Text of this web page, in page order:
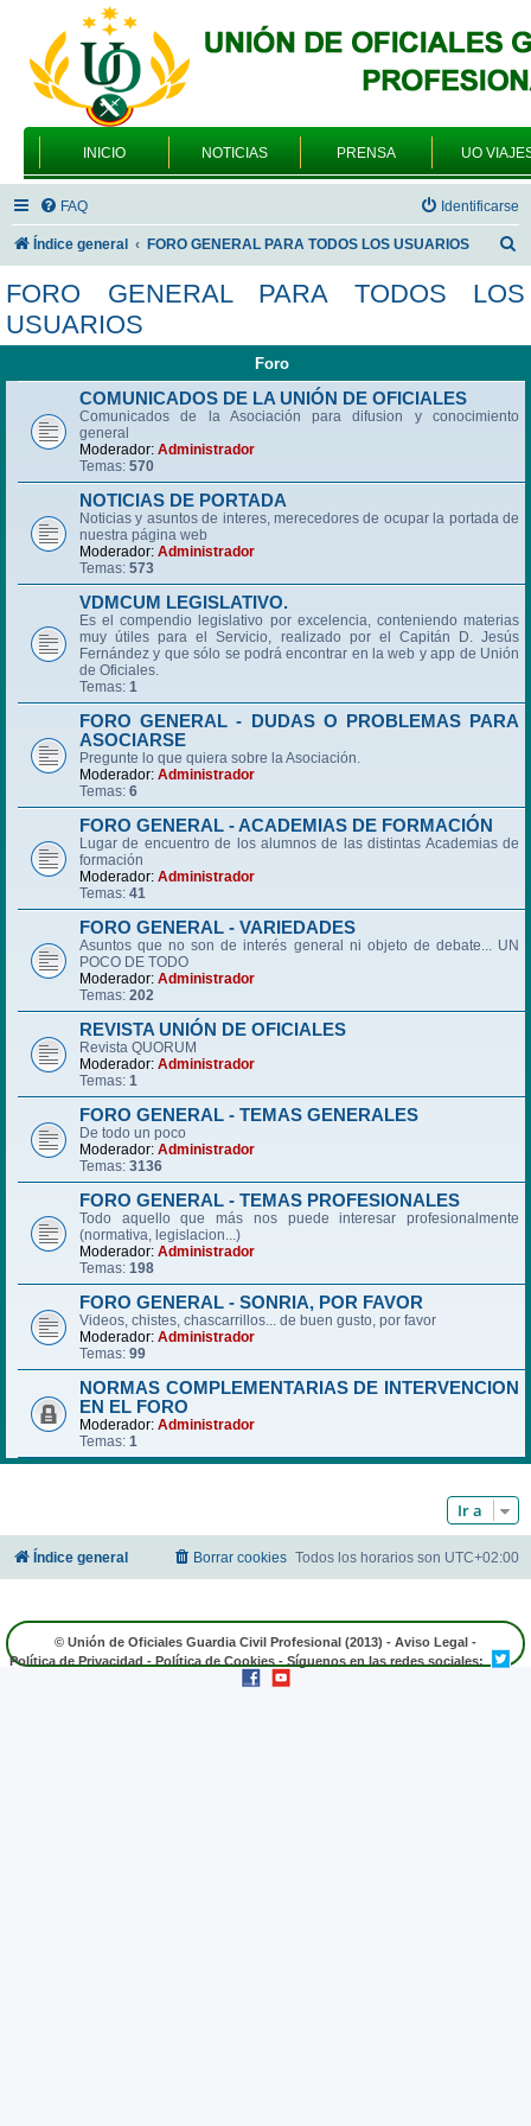
INICIO NOTICIAS PRENSA UO
FAQ Identificarse
Índice general FORO GENERAL PARA TODOS LOS USUARIOS
s
FORO GENERAL PARA TODOS LOS
USUARIOS
Foro
COMUNICADOS DE LA UNIÓN DE OFICIALES
Comunicados de la Asociación para difusion y conocimiento
general
Moderador: Administrador
Temas: 570
NOTICIAS DE PORTADA
Noticias y asuntos de interes, merecedores de ocupar la portada de
nuestra página web
Moderador: Administrador
Temas: 573
VDMCUM LEGISLATIVO.
Es el compendio legislativo por excelencia, conteniendo materias
muy útiles para el Servicio, realizado por el Capitán D. Jesús
Fernández y que sólo se podrá encontrar en la web y app de Unión
de Oficiales.
Temas: 1
FORO GENERAL - DUDAS O PROBLEMAS PARA
ASOCIARSE
Pregunte lo que quiera sobre la Asociación.
Moderador: Administrador
Temas: 6
FORO GENERAL - ACADEMIAS DE FORMACIÓN
Lugar de encuentro de los alumnos de las distintas Academias de
formación
Moderador: Administrador
Temas: 41
FORO GENERAL - VARIEDADES
Asuntos que no son de interés general ni objeto de debate... UN
POCO DE TODO
Moderador: Administrador
Temas: 202
REVISTA UNIÓN DE OFICIALES
Revista QUORUM
Moderador: Administrador
Temas: 1
FORO GENERAL - TEMAS GENERALES
De todo un poco
Moderador: Administrador
Temas: 3136
FORO GENERAL - TEMAS PROFESIONALES
Todo aquello que más nos puede interesar profesionalmente
(normativa, legislacion...)
Moderador: Administrador
Temas: 198
FORO GENERAL - SONRIA, POR FAVOR
Videos, chistes, chascarrillos... de buen gusto, por favor
Moderador: Administrador
Temas: 99
NORMAS COMPLEMENTARIAS DE INTERVENCION
EN EL FORO
Moderador: Administrador
Temas: 1
Ir a
Índice general Todos los horarios son UTC+02:00
Borrar cookies
© Unión de Oficiales Guardia Civil Profesional (2013) - Aviso Legal -
Política de Privacidad - Política de Cookies - Síguenos en las redes sociales: